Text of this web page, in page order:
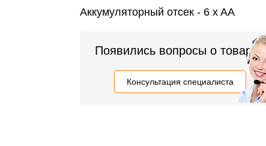
Аккумуляторный отсек - 6 x AA
Появились вопросы о товаре?
Консультация специалиста